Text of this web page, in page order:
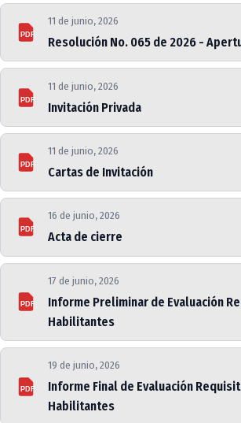
PDF
11 de junio, 2026
Resolución No. 065 de 2026 -
PDF
11 de junio, 2026
Invitación Privada
PDF
11 de junio, 2026
Cartas de Invitación
PDF
16 de junio, 2026
Acta de cierre
PDF
17 de junio, 2026
Informe Preliminar de Evaluación
Habilitantes
PDF
19 de junio, 2026
Informe Final de Evaluación
Habilitantes